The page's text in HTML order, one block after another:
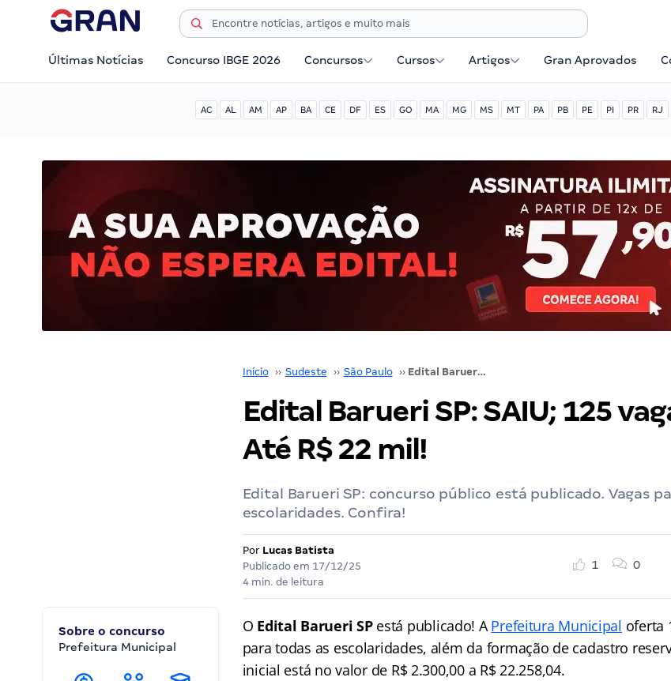
Últimas Notícias Concurso IBGE 2026 Concursos Cursos Artigos Gran Aprovados
AC AL AM AP BA CE DF ES GO MA MG MS MT PA PB PE PI PR RJ
Início ›› Sudeste ›› São Paulo ›› Edital Barueri SP: SAIU; 125 vagas + CR! Até R$ 22 mil!
Edital Barueri SP: SAIU; 125
Até R$ 22 mil!
Edital Barueri SP: concurso público está publicado. Vagas
escolaridades. Confira!
Por Lucas Batista
Publicado em 17/12/25
4 min. de leitura
1 0
Sobre o concurso
Prefeitura Municipal
O Edital Barueri SPestá publicado! APrefeitura Municipal oferta
para todas as escolaridades, além da formação de cadastro
inicial está no valor de R$ 2.300,00 a R$ 22.258,04.